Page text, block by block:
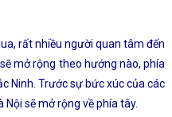
rất nhiều người quan tâm đến
mở rộng theo hướng nào, phía
Ninh. Trước sự bức xúc của các
Nội sẽ mở rộng về phía tây.